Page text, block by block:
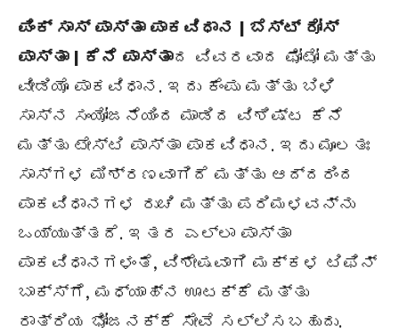
ಪಿಂಕ್ ಸಾಸ್ ಪಾಸ್ತಾ ಪಾಕವಿಧಾನ | ಬೆಸ್ಟ್ ರೋಸ್
ಪಾಸ್ತಾ | ಕೆನೆ ಪಾಸ್ತಾದ ವಿವರವಾದ ಫೋಟೋ ಮತ್ತು
ವೀಡಿಯೊ ಪಾಕವಿಧಾನ. ಇದು ಕೆಂಪು ಮತ್ತು ಬಿಳಿ
ಸಾಸ್ನ ಸಂಯೋಜನೆಯಿಂದ ಮಾಡಿದ ವಿಶಿಷ್ಟ ಕೆನೆ
ಮತ್ತು ಟೇಸ್ಟಿ ಪಾಸ್ತಾ ಪಾಕವಿಧಾನ. ಇದು ಮೂಲತಃ
ಸಾಸ್ಗಳ ಮಿಶ್ರಣವಾಗಿದೆ ಮತ್ತು ಆದ್ದರಿಂದ
ಪಾಕವಿಧಾನಗಳ ರುಚಿ ಮತ್ತು ಪರಿಮಳವನ್ನು
ಒಯ್ಯುತ್ತದೆ. ಇತರ ಎಲ್ಲಾ ಪಾಸ್ತಾ
ಪಾಕವಿಧಾನಗಳಂತೆ, ವಿಶೇಷವಾಗಿ ಮಕ್ಕಳ ಟಿಫಿನ್
ಬಾಕ್ಸ್ಗೆ, ಮಧ್ಯಾಹ್ನ ಊಟಕ್ಕೆ ಮತ್ತು
ರಾತ್ರಿಯ ಭೋಜನಕ್ಕೆ ಸೇವೆ ಸಲ್ಲಿಸಬಹುದು.